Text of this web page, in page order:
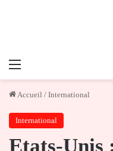
Menu
Accueil / International
International
Etats-Unis